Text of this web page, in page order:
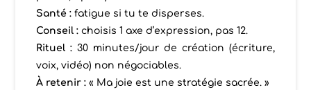
Santé : fatigue si tu te disperses.
Conseil : choisis 1 axe d’expression, pas 12.
Rituel : 30 minutes/jour de création (écriture,
voix, vidéo) non négociables.
À retenir : « Ma joie est une stratégie sacrée. »